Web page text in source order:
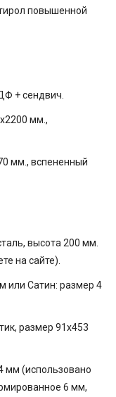
повышенной
+ сендвич.
мм.,
мм., вспененный
высота 200 мм
на сайте).
или Сатин: размер 4
размер 91x453
мм (использовано
6 мм,